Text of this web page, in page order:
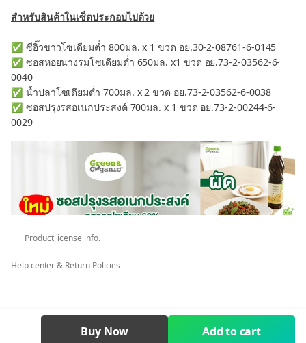
สำหรับสินค้าในเซ็ตประกอบไปด้วย
✅ ซีอิ๊วขาวโซเดียมต่ำ 800มล. x 1 ขวด อย.30-2-08761-6-0145
✅ ซอสหอยนางรมโซเดียมต่ำ 650มล. x1 ขวด อย.73-2-03562-6-
0040
✅ น้ำปลาโซเดียมต่ำ 700มล. x 2 ขวด อย.73-2-03562-6-0038
✅ ซอสปรุงรสอเนกประสงค์ 700มล. x 1 ขวด อย.73-2-00244-6-
0029
Product license info.
Help center & Return Policies
Buy Now Add to cart